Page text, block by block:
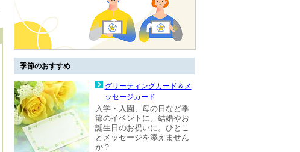
季節のおすすめ
グリーティングカード＆メ
ッセージカード
入学・入園、母の日など季
節のイベントに。結婚やお
誕生日のお祝いに。ひとこ
とメッセージを添えません
か？